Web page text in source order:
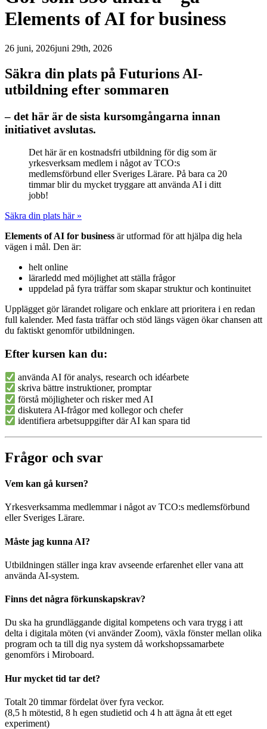
Elements of AI for business
26 juni, 2026juni 29th, 2026
Säkra din plats på Futurions AI-
utbildning efter sommaren
– det här är de sista kursomgångarna innan
initiativet avslutas.
Det här är en kostnadsfri utbildning för dig som är
yrkesverksam medlem i något av TCO:s
medlemsförbund eller Sveriges Lärare. På bara ca 20
timmar blir du mycket tryggare att använda AI i ditt
jobb!
Säkra din plats här »
Elements of AI for business är utformad för att hjälpa dig hela
vägen i mål. Den är:
helt online
lärarledd med möjlighet att ställa frågor
uppdelad på fyra träffar som skapar struktur och kontinuitet
Upplägget gör lärandet roligare och enklare att prioritera i en redan
full kalender. Med fasta träffar och stöd längs vägen ökar chansen att
du faktiskt genomför utbildningen.
Efter kursen kan du:
använda AI för analys, research och idéarbete
skriva bättre instruktioner, promptar
förstå möjligheter och risker med AI
diskutera AI-frågor med kollegor och chefer
identifiera arbetsuppgifter där AI kan spara tid
Frågor och svar
Vem kan gå kursen?
Yrkesverksamma medlemmar i något av TCO:s medlemsförbund
eller Sveriges Lärare.
Måste jag kunna AI?
Utbildningen ställer inga krav avseende erfarenhet eller vana att
använda AI-system.
Finns det några förkunskapskrav?
Du ska ha grundläggande digital kompetens och vara trygg i att
delta i digitala möten (vi använder Zoom), växla fönster mellan olika
program och ta till dig nya system då workshopssamarbete
genomförs i Miroboard.
Hur mycket tid tar det?
Totalt 20 timmar fördelat över fyra veckor.
(8,5 h mötestid, 8 h egen studietid och 4 h att ägna åt ett eget
experiment)